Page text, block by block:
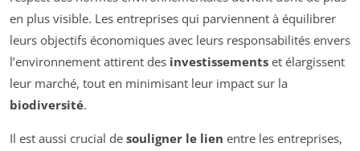
en plus visible. Les entreprises qui parviennent à équilibrer
leurs objectifs économiques avec leurs responsabilités envers
l’environnement attirent des investissements et élargissent
leur marché, tout en minimisant leur impact sur la
biodiversité.
Il est aussi crucial de souligner le lien entre les entreprises,